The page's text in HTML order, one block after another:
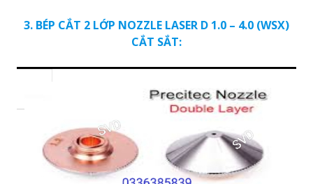
3. BÉP CẮT 2 LỚP NOZZLE LASER D 1.0 – 4.0 (WSX)
CẮT SẮT: